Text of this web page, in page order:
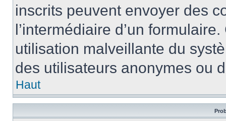
inscrits peuvent envoyer des
l’intermédiaire d’un
utilisation malveillante du
des utilisateurs anonymes ou
Haut